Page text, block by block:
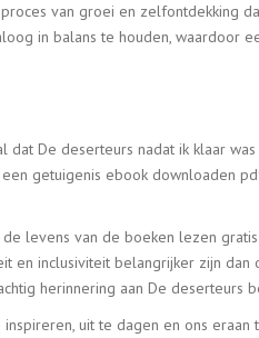
van groei en zelfontdekking
in balans te houden, waardoor
De deserteurs nadat ik klaar
getuigenis ebook downloaden
levens van de boeken lezen
inclusiviteit belangrijker zijn
herinnering aan De deserteurs
uit te dagen en ons